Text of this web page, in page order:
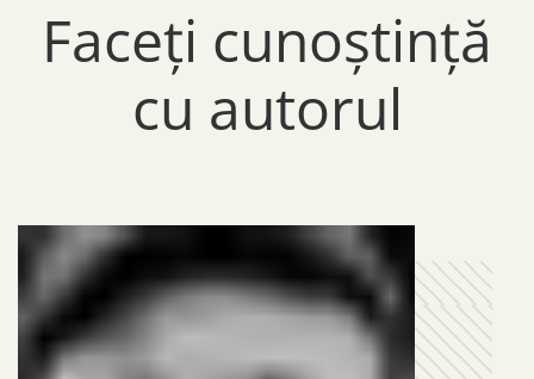
Faceți cunoștință
cu autorul